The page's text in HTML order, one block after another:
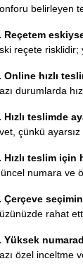
belirleyen
Reçetem
reçete risklidir;
Online hızlı
durumlarda
Hızlı teslimde
çünkü
Hızlı teslim
numara ve
Çerçeve
rahat
Yüksek
özel inceltme